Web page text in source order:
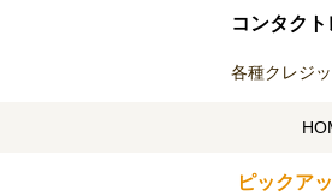
コンタク
各種クレジ
ピックア